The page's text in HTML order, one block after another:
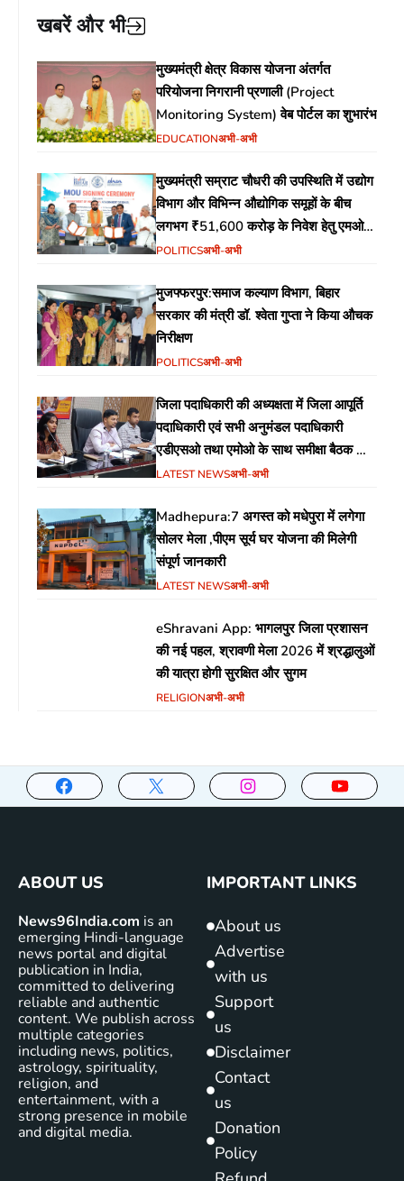
खबरें और भी
मुख्यमंत्री क्षेत्र विकास योजना अंतर्गत
परियोजना निगरानी प्रणाली (Project
Monitoring System) वेब पोर्टल का शुभारंभ
EDUCATIONअभी-अभी
मुख्यमंत्री सम्राट चौधरी की उपस्थिति में उद्योग
विभाग और विभिन्न औद्योगिक समूहों के बीच
लगभग ₹51,600 करोड़ के निवेश हेतु एमओयू
(MoU) पर हस्ताक्षर
POLITICSअभी-अभी
मुजफ्फरपुर:समाज कल्याण विभाग, बिहार
सरकार की मंत्री डॉ. श्वेता गुप्ता ने किया औचक
निरीक्षण
POLITICSअभी-अभी
जिला पदाधिकारी की अध्यक्षता में जिला आपूर्ति
पदाधिकारी एवं सभी अनुमंडल पदाधिकारी
एडीएसओ तथा एमोओ के साथ समीक्षा बैठक का
आयोजन
LATEST NEWSअभी-अभी
Madhepura:7 अगस्त को मधेपुरा में लगेगा
सोलर मेला ,पीएम सूर्य घर योजना की मिलेगी
संपूर्ण जानकारी
LATEST NEWSअभी-अभी
eShravani App: भागलपुर जिला प्रशासन
की नई पहल, श्रावणी मेला 2026 में श्रद्धालुओं
की यात्रा होगी सुरक्षित और सुगम
RELIGIONअभी-अभी
ABOUT US
News96India.com is an
emerging Hindi-language
news portal and digital
publication in India,
committed to delivering
reliable and authentic
content. We publish across
multiple categories
including news, politics,
astrology, spirituality,
religion, and
entertainment, with a
strong presence in mobile
and digital media.
IMPORTANT LINKS
About us
Advertise
with us
Support
us
Disclaimer
Contact
us
Donation
Policy